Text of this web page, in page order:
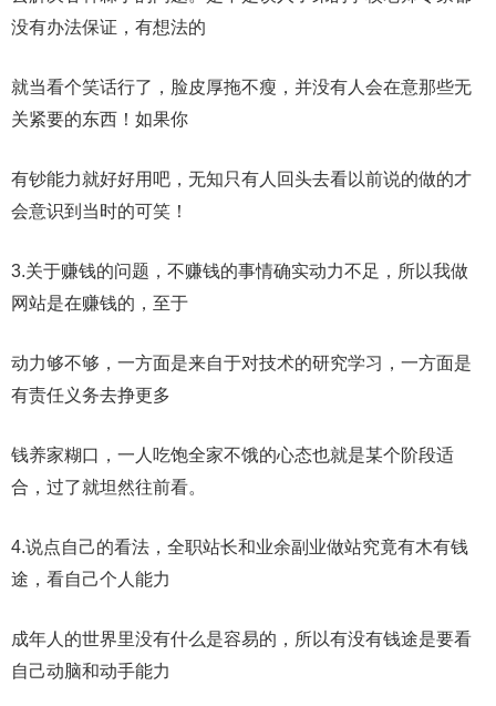
没有办法保证，有想法的
就当看个笑话行了，脸皮厚拖不瘦，并没有人会在意那些无
关紧要的东西！如果你
有钞能力就好好用吧，无知只有人回头去看以前说的做的才
会意识到当时的可笑！
3.关于赚钱的问题，不赚钱的事情确实动力不足，所以我做
网站是在赚钱的，至于
动力够不够，一方面是来自于对技术的研究学习，一方面是
有责任义务去挣更多
钱养家糊口，一人吃饱全家不饿的心态也就是某个阶段适
合，过了就坦然往前看。
4.说点自己的看法，全职站长和业余副业做站究竟有木有钱
途，看自己个人能力
成年人的世界里没有什么是容易的，所以有没有钱途是要看
自己动脑和动手能力